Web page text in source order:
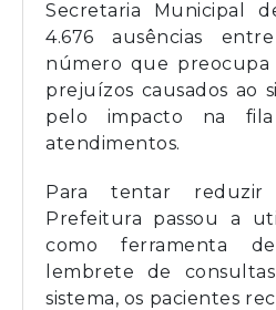
Secretaria Municipal
4.676 ausências
número que
prejuízos causados ao
pelo impacto na
atendimentos.
Para tentar
Prefeitura passou a
como ferramenta
lembrete de
sistema, os pacientes